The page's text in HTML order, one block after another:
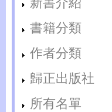
書籍分類
作者分類
歸正出版社
所有名單